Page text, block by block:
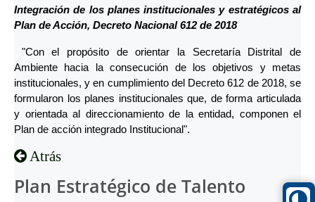
Integración de los planes institucionales y estratégicos al
Plan de Acción, Decreto Nacional 612 de 2018
"Con el propósito de orientar la Secretaría Distrital de
Ambiente hacia la consecución de los objetivos y metas
institucionales, y en cumplimiento del Decreto 612 de 2018, se
formularon los planes institucionales que, de forma articulada
y orientada al direccionamiento de la entidad, componen el
Plan de acción integrado Institucional".
Atrás
Plan Estratégico de Talento